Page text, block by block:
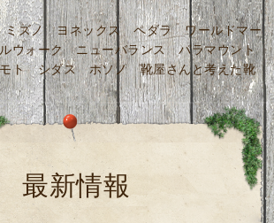
ミズノ ヨネックス ペダラ ワールドマー
ウォーク ニューバランス パラマウント
モト シダス ホソノ 靴屋さんと考えた靴
最新情報